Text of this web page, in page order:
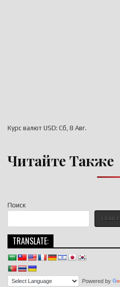
Поиск
Поиск
TRANSLATE:
Powered by
Курс валют USD: Сб, 8 Авг.
Читайте Также